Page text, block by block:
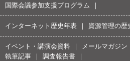
国際会議参加支援プログラム
インターネット歴史年表 資源管理の歴
イベント・講演会資料 メールマガジン
執筆記事
調査報告書